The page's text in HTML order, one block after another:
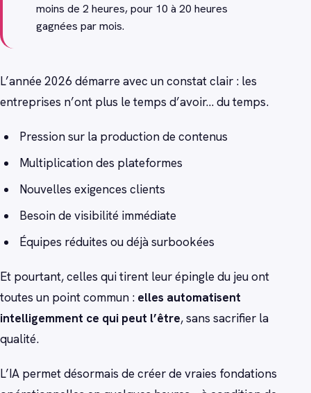
moins de 2 heures, pour 10 à 20 heures
gagnées par mois.
L’année 2026 démarre avec un constat clair : les
entreprises n’ont plus le temps d’avoir… du temps.
Pression sur la production de contenus
Multiplication des plateformes
Nouvelles exigences clients
Besoin de visibilité immédiate
Équipes réduites ou déjà surbookées
Et pourtant, celles qui tirent leur épingle du jeu ont
toutes un point commun : elles automatisent
intelligemment ce qui peut l’être, sans sacrifier la
qualité.
L’IA permet désormais de créer de vraies fondations